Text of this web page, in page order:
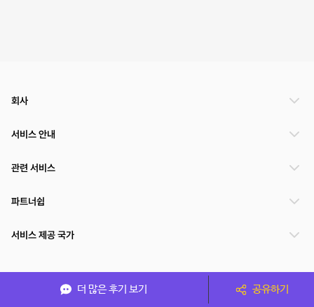
더 많은 후기 보기 공유하기
회사
서비스 안내
관련 서비스
파트너쉽
서비스 제공 국가
(주)NSPACE 사업자정보